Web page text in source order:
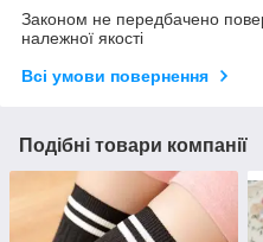
Законом не передбачено
належної якості
Всі умови повернення
Подібні товари компанії